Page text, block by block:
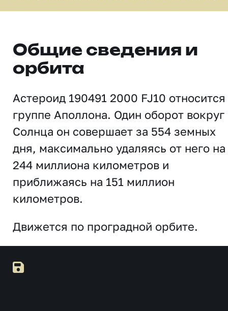
Общие сведения и
орбита
Астероид 190491 2000 FJ10 относится
группе Аполлона. Один оборот вокруг
Солнца он совершает за 554 земных
дня, максимально удаляясь от него на
244 миллиона километров и
приближаясь на 151 миллион
километров.
Движется по проградной орбите.